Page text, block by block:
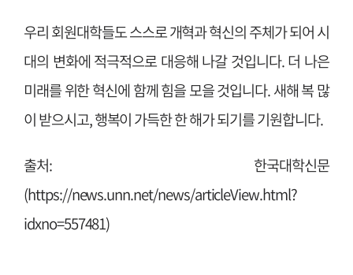
우리 회원대학들도 스스로 개혁과 혁신의 주체가 되어 시
대의 변화에 적극적으로 대응해 나갈 것입니다. 더 나은
미래를 위한 혁신에 함께 힘을 모을 것입니다. 새해 복 많
이 받으시고, 행복이 가득한 한 해가 되기를 기원합니다.
출처: 한국대학신문
(https://news.unn.net/news/articleView.html?
idxno=557481)